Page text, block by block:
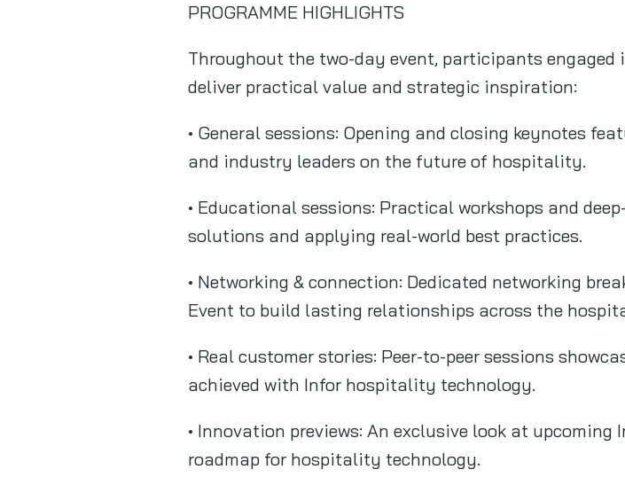
PROGRAMME HIGHLIGHTS
Throughout the two-day event, participants engaged
deliver practical value and strategic inspiration:
• General sessions: Opening and closing keynotes
and industry leaders on the future of hospitality.
• Educational sessions: Practical workshops and
solutions and applying real-world best practices.
• Networking & connection: Dedicated networking
Event to build lasting relationships across the
• Real customer stories: Peer-to-peer sessions
achieved with Infor hospitality technology.
• Innovation previews: An exclusive look at
roadmap for hospitality technology.